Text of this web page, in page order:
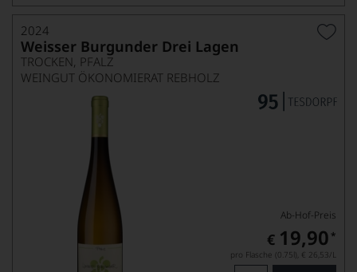
2024
Weisser Burgunder Drei Lagen
TROCKEN, PFALZ
WEINGUT ÖKONOMIERAT REBHOLZ
Ab-Hof-Preis
€ 19,90 *
pro Flasche (0.75l), € 26,53/L